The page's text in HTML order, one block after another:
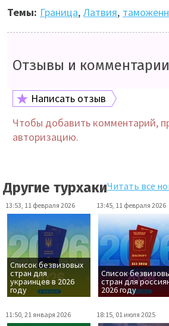
Темы: Граница, Латвия,
Отзывы и комментарии
Написать отзыв
Чтобы добавить комментарий,
авторизацию.
Другие турхакиЧитать все
13:53, 11 февраля 2026
Список безвизовых
стран для
украинцев в 2026
году
13:45, 11 февраля 2026
Список
стран для
2026 году
11:50, 21 января 2026 18:15, 01 июля 2025